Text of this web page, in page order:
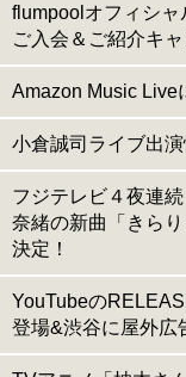
flumpoolオフィシ
ご入会＆ご紹介キ
Amazon Music Live
小倉誠司ライブ出演
フジテレビ４夜連
奈緒の新曲「きら
決定！
YouTubeの
登場&渋谷に屋外広